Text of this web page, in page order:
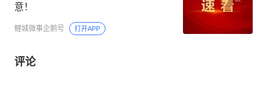
意！
鲤城微事企鹅号 打开APP
评论